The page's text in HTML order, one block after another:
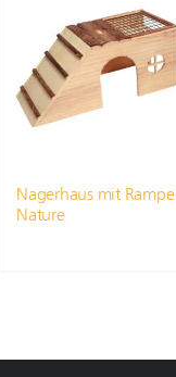
Nagerhaus mit Rampe
Nature